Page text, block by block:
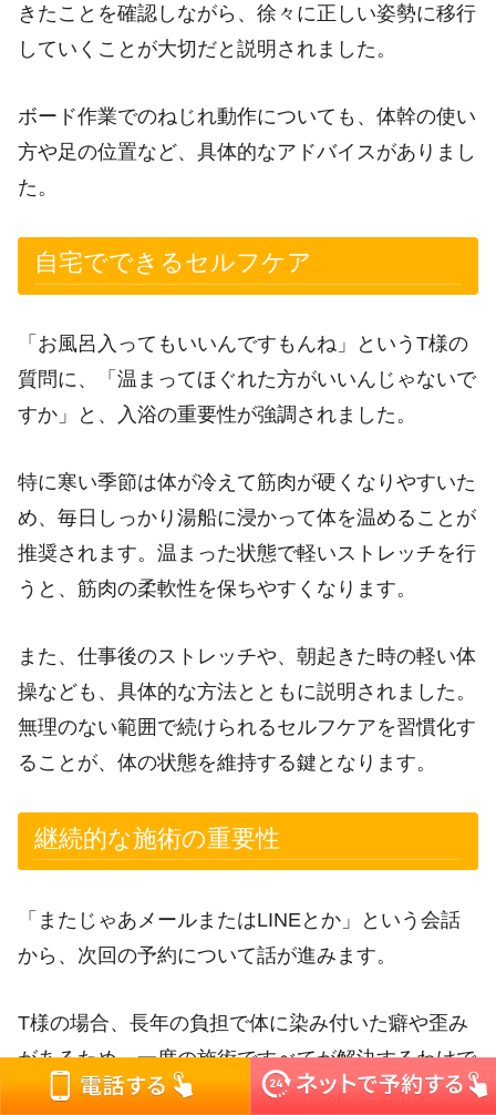
きたことを確認しながら、徐々に正しい姿勢に移行
していくことが大切だと説明されました。
ボード作業でのねじれ動作についても、体幹の使い
方や足の位置など、具体的なアドバイスがありまし
た。
自宅でできるセルフケア
「お風呂入ってもいいんですもんね」というT様の
質問に、「温まってほぐれた方がいいんじゃないで
すか」と、入浴の重要性が強調されました。
特に寒い季節は体が冷えて筋肉が硬くなりやすいた
め、毎日しっかり湯船に浸かって体を温めることが
推奨されます。温まった状態で軽いストレッチを行
うと、筋肉の柔軟性を保ちやすくなります。
また、仕事後のストレッチや、朝起きた時の軽い体
操なども、具体的な方法とともに説明されました。
無理のない範囲で続けられるセルフケアを習慣化す
ることが、体の状態を維持する鍵となります。
継続的な施術の重要性
「またじゃあメールまたはLINEとか」という会話
から、次回の予約について話が進みます。
T様の場合、長年の負担で体に染み付いた癖や歪み
があるため、一度の施術ですべてが解決するわけで
はありません。定期的に施術を受けながら、少しず